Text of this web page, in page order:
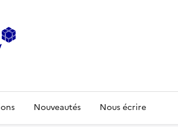
Nouveautés Nous écrire